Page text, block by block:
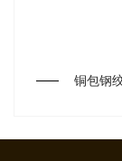
铜包钢